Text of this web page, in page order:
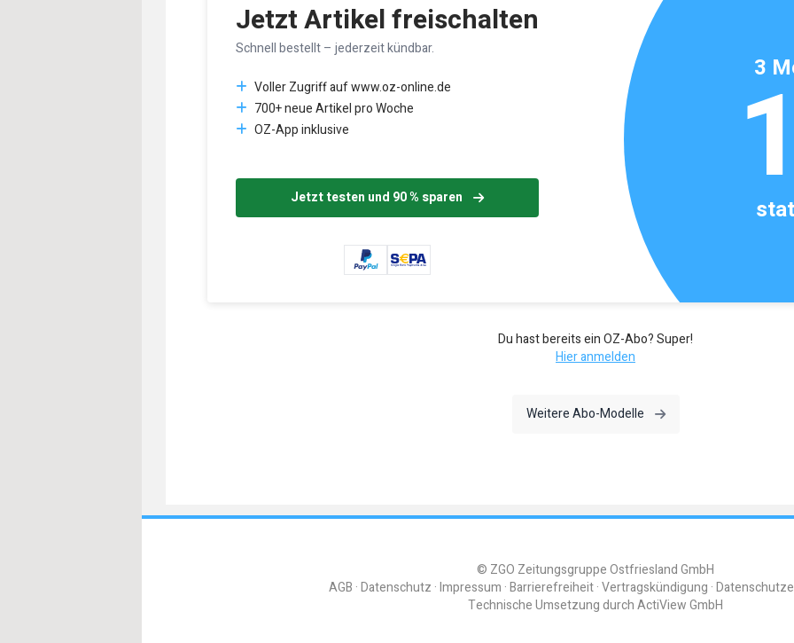
Jetzt Artikel freischalten
Schnell bestellt – jederzeit kündbar.
Voller Zugriff auf www.oz-online.de
700+ neue Artikel pro Woche
OZ-App inklusive
Jetzt testen und 90 % sparen
3
Du hast bereits ein OZ-Abo? Super!
Hier anmelden
Weitere Abo-Modelle
© ZGO Zeitungsgruppe Ostfriesland GmbH
AGB Datenschutz Impressum Barrierefreiheit Vertragskündigung
Technische Umsetzung durchActiView GmbH